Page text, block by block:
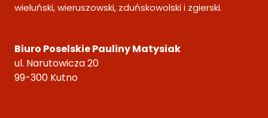
wieluński, wieruszowski, zduńskowolski i zgierski.
Biuro Poselskie Pauliny Matysiak
ul. Narutowicza 20
99-300 Kutno